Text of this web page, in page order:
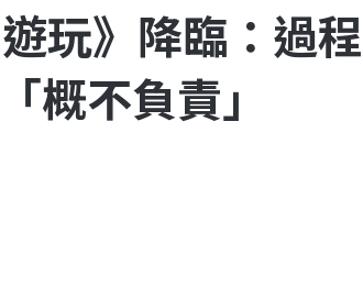
玩》降臨：過程
概不負責」